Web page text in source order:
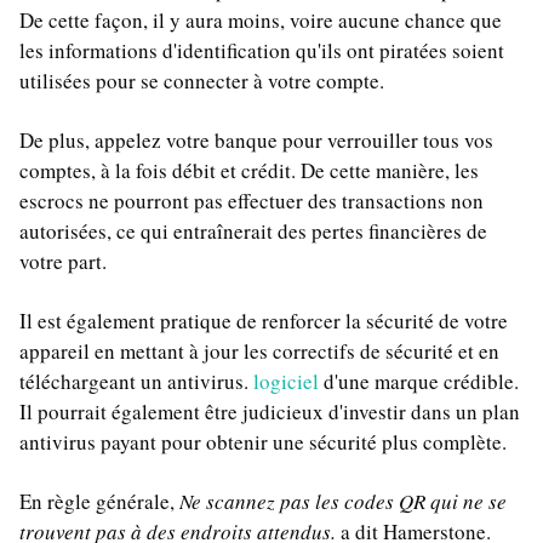
De cette façon, il y aura moins, voire aucune chance que
les informations d'identification qu'ils ont piratées soient
utilisées pour se connecter à votre compte.
De plus, appelez votre banque pour verrouiller tous vos
comptes, à la fois débit et crédit. De cette manière, les
escrocs ne pourront pas effectuer des transactions non
autorisées, ce qui entraînerait des pertes financières de
votre part.
Il est également pratique de renforcer la sécurité de votre
appareil en mettant à jour les correctifs de sécurité et en
téléchargeant un antivirus. logiciel d'une marque crédible.
Il pourrait également être judicieux d'investir dans un plan
antivirus payant pour obtenir une sécurité plus complète.
En règle générale,Ne scannez pas les codes QR qui ne se
trouvent pas à des endroits attendus. a dit Hamerstone.